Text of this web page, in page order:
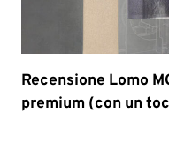
Recensione Lomo
premium (con un